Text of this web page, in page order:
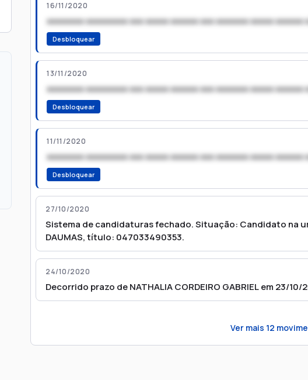
16/11/2020
xxxxxxxx xxxxxxxxx xxx xxxxx xxxxxx xxx xxxxxxx xxxxx xxxxxx
Desbloquear
13/11/2020
xxxxxxxx xxxxxxxxx xxx xxxxx xxxxxx xxx xxxxxxx xxxxx xxxxxx
Desbloquear
11/11/2020
xxxxxxxx xxxxxxxxx xxx xxxxx xxxxxx xxx xxxxxxx xxxxx xxxxxx
Desbloquear
27/10/2020
Sistema de candidaturas fechado. Situação: Candidato na
DAUMAS, título: 047033490353.
24/10/2020
Decorrido prazo de NATHALIA CORDEIRO GABRIEL em 23/
Ver mais 12